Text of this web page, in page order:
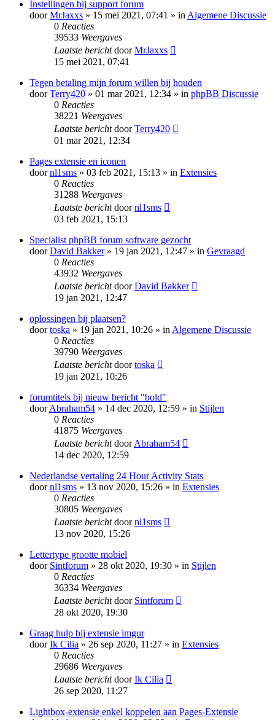
Instellingen bij support forum
doorMrJaxxs » 15 mei 2021, 07:41 » inAlgemene Discussie
0 Reacties
39533 Weergaves
Laatste berichtdoorMrJaxxs
15 mei 2021, 07:41
Tegen betaling mijn forum willen bij houden
doorTerry420 » 01 mar 2021, 12:34 » in phpBB Discussie
0 Reacties
38221 Weergaves
Laatste berichtdoorTerry420
01 mar 2021, 12:34
Pages extensie en iconen
doornl1sms » 03 feb 2021, 15:13 » in Extensies
0 Reacties
31288 Weergaves
Laatste berichtdoornl1sms
03 feb 2021, 15:13
Specialist phpBB forum software gezocht
doorDavid Bakker» 19 jan 2021, 12:47 » in Gevraagd
0 Reacties
43932 Weergaves
Laatste berichtdoorDavid Bakker
19 jan 2021, 12:47
oplossingen bij plaatsen?
doortoska » 19 jan 2021, 10:26 » inAlgemene Discussie
0 Reacties
39790 Weergaves
Laatste berichtdoortoska
19 jan 2021, 10:26
forumtitels bij nieuw bericht "bold"
doorAbraham54 » 14 dec 2020, 12:59 » in Stijlen
0 Reacties
41875 Weergaves
Laatste berichtdoorAbraham54
14 dec 2020, 12:59
Nederlandse vertaling 24 Hour Activity Stats
doornl1sms » 13 nov 2020, 15:26 » in Extensies
0 Reacties
30805 Weergaves
Laatste berichtdoornl1sms
13 nov 2020, 15:26
Lettertype grootte mobiel
door Sintforum » 28 okt 2020, 19:30 » in Stijlen
0 Reacties
36334 Weergaves
Laatste berichtdoor Sintforum
28 okt 2020, 19:30
Graag hulp bij extensie imgur
doorIk Cilia » 26 sep 2020, 11:27 » in Extensies
0 Reacties
29686 Weergaves
Laatste berichtdoorIk Cilia
26 sep 2020, 11:27
Lightbox-extensie enkel koppelen aan Pages-Extensie